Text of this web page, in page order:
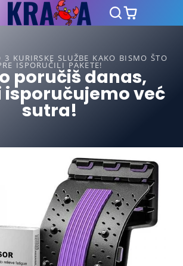
KURIRSKE SLUŽBE KAKO BISMO ŠTO
ISPORUČILI PAKETE!
poručiš danas,
isporučujemo već
sutra!